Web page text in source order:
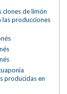
clones de limón
producciones
producidas en